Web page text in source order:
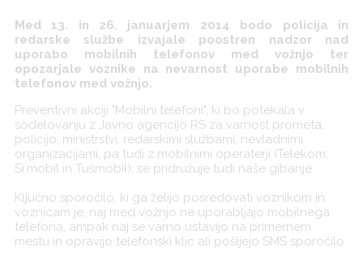
Med 13. in 26. januarjem 2014 bodo policija in
redarske službe izvajale poostren nadzor nad
uporabo mobilnih telefonov med vožnjo ter
opozarjale voznike na nevarnost uporabe mobilnih
telefonov med vožnjo.
Preventivni akciji "Mobilni telefoni", ki bo potekala v
sodelovanju z Javno agencijo RS za varnost prometa,
policijo, ministrstvi, redarskimi službami, nevladnimi
organizacijami, pa tudi z mobilnimi operaterji (Telekom,
Si.mobil in Tušmobil), se pridružuje tudi naše gibanje.
Ključno sporočilo, ki ga želijo posredovati voznikom in
voznicam je, naj med vožnjo ne uporabljajo mobilnega
telefona, ampak naj se varno ustavijo na primernem
mestu in opravijo telefonski klic ali pošljejo SMS sporočilo.